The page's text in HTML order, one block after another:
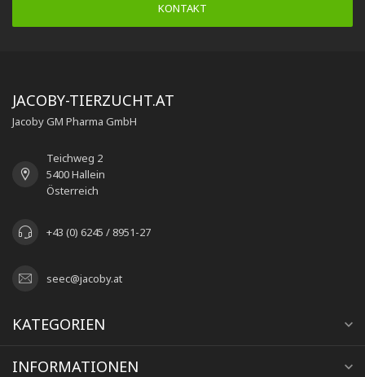
KONTAKT
JACOBY-TIERZUCHT.AT
Jacoby GM Pharma GmbH
Teichweg 2
5400 Hallein
Österreich
+43 (0) 6245 / 8951-27
seec@jacoby.at
KATEGORIEN
INFORMATIONEN